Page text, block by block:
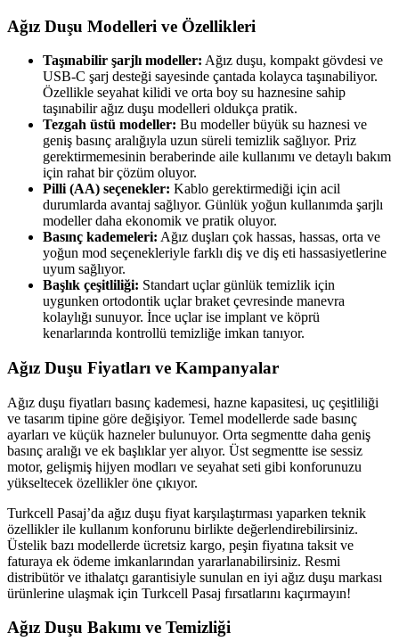
Ağız Duşu Modelleri ve Özellikleri
Taşınabilir şarjlı modeller: Ağız duşu, kompakt gövdesi ve
USB-C şarj desteği sayesinde çantada kolayca taşınabiliyor.
Özellikle seyahat kilidi ve orta boy su haznesine sahip
taşınabilir ağız duşu modelleri oldukça pratik.
Tezgah üstü modeller: Bu modeller büyük su haznesi ve
geniş basınç aralığıyla uzun süreli temizlik sağlıyor. Priz
gerektirmemesinin beraberinde aile kullanımı ve detaylı bakım
için rahat bir çözüm oluyor.
Pilli (AA) seçenekler: Kablo gerektirmediği için acil
durumlarda avantaj sağlıyor. Günlük yoğun kullanımda şarjlı
modeller daha ekonomik ve pratik oluyor.
Basınç kademeleri: Ağız duşları çok hassas, hassas, orta ve
yoğun mod seçenekleriyle farklı diş ve diş eti hassasiyetlerine
uyum sağlıyor.
Başlık çeşitliliği: Standart uçlar günlük temizlik için
uygunken ortodontik uçlar braket çevresinde manevra
kolaylığı sunuyor. İnce uçlar ise implant ve köprü
kenarlarında kontrollü temizliğe imkan tanıyor.
Ağız Duşu Fiyatları ve Kampanyalar
Ağız duşu fiyatları basınç kademesi, hazne kapasitesi, uç çeşitliliği
ve tasarım tipine göre değişiyor. Temel modellerde sade basınç
ayarları ve küçük hazneler bulunuyor. Orta segmentte daha geniş
basınç aralığı ve ek başlıklar yer alıyor. Üst segmentte ise sessiz
motor, gelişmiş hijyen modları ve seyahat seti gibi konforunuzu
yükseltecek özellikler öne çıkıyor.
Turkcell Pasaj’da ağız duşu fiyat karşılaştırması yaparken teknik
özellikler ile kullanım konforunu birlikte değerlendirebilirsiniz.
Üstelik bazı modellerde ücretsiz kargo, peşin fiyatına taksit ve
faturaya ek ödeme imkanlarından yararlanabilirsiniz. Resmi
distribütör ve ithalatçı garantisiyle sunulan en iyi ağız duşu markası
ürünlerine ulaşmak için Turkcell Pasaj fırsatlarını kaçırmayın!
Ağız Duşu Bakımı ve Temizliği